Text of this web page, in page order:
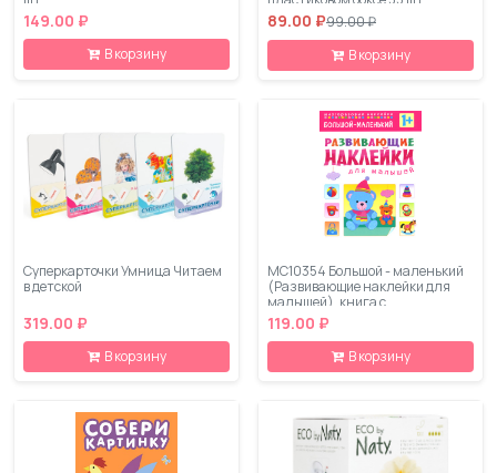
149.00 ₽
В корзину
89.00 ₽99.00 ₽
В корзину
Суперкарточки Умница Читаем
в детской
319.00 ₽
В корзину
МС10354 Большой - маленький
(Развивающие наклейки для
малышей), книга с
многоразовыми наклейками
119.00 ₽
В корзину